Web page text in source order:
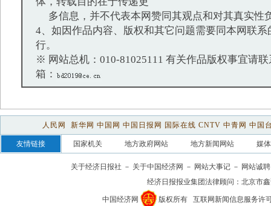
多信息，并不代表本网赞同其观点和对其真实性
4、如因作品内容、版权和其它问题需要同本网联系
行。
※ 网站总机：010-81025111 有关作品版权事宜请联
箱：
人民网 新华网 中国网 中国日报网 国际在线 CNTV 中青网 中国
友情链接 国家机关 地方政府网站 地方新闻网站 媒
关于经济日报社 － 关于中国经济网 － 网站大事记 － 网站诚聘
经济日报报业集团法律顾问： 北京市
中国经济网 版权所有 互联网新闻信息服务许